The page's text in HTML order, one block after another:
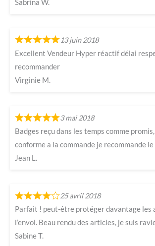
Sabrina W.
13 juin 2018
Excellent Vendeur Hyper réactif délai
recommander
Virginie M.
3 mai 2018
Badges reçu dans les temps comme
conforme a la commande je recommande
Jean L.
25 avril 2018
Parfait ! peut-être protéger davantage les
l’envoi. Beau rendu des articles, je suis
Sabine T.